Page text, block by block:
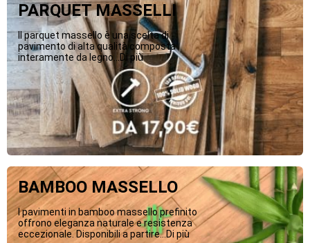
PARQUET MASSELLI
Il parquet massello è una scelta di
pavimento di alta qualità composta
interamente da legno...Di più
BAMBOO MASSELLO
I pavimenti in bamboo massello prefinito
offrono eleganza naturale e resistenza
eccezionale. Disponibili a partire...Di più